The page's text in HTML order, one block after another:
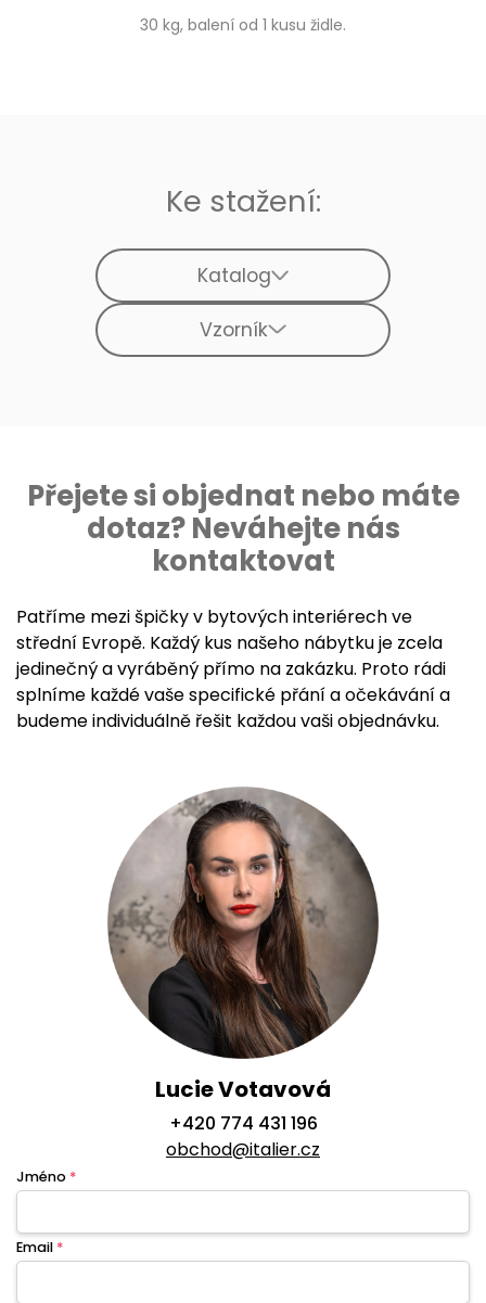
30 kg, balení od 1 kusu židle.
Ke stažení:
Katalog
Vzorník
Přejete si objednat nebo máte
dotaz? Neváhejte nás
kontaktovat
Patříme mezi špičky v bytových interiérech ve
střední Evropě. Každý kus našeho nábytku je zcela
jedinečný a vyráběný přímo na zakázku. Proto rádi
splníme každé vaše specifické přání a očekávání a
budeme individuálně řešit každou vaši objednávku.
Lucie Votavová
+420 774 431 196
obchod@italier.cz
Jméno *
Email *